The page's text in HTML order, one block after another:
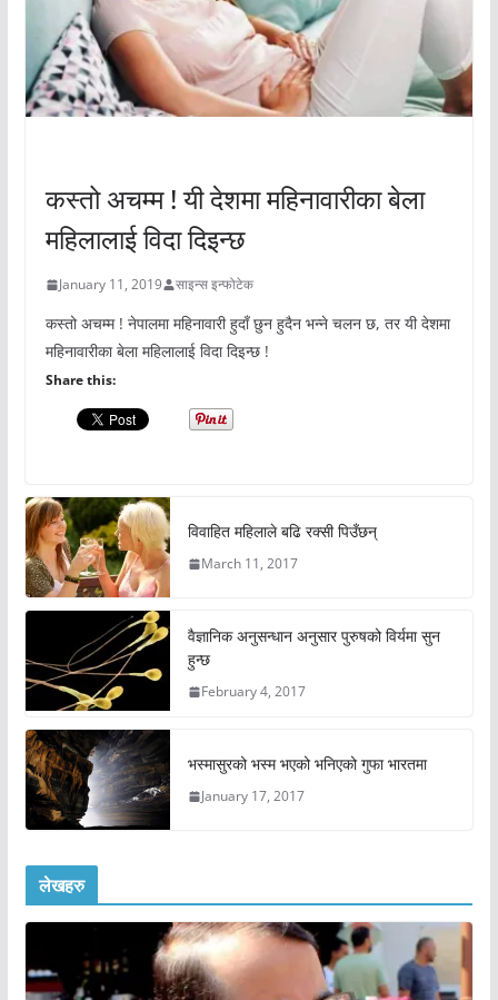
कस्तो अचम्म ! यी देशमा महिनावारीका बेला
महिलालाई विदा दिइन्छ
January 11, 2019 साइन्स इन्फोटेक
कस्तो अचम्म ! नेपालमा महिनावारी हुदाँ छुन हुदैन भन्ने चलन छ, तर यी देशमा
महिनावारीका बेला महिलालाई विदा दिइन्छ !
Share this:
विवाहित महिलाले बढि रक्सी पिउँछन्
March 11, 2017
वैज्ञानिक अनुसन्धान अनुसार पुरुषको विर्यमा सुन
हुन्छ
February 4, 2017
भस्मासुरको भस्म भएको भनिएको गुफा भारतमा
January 17, 2017
लेखहरु